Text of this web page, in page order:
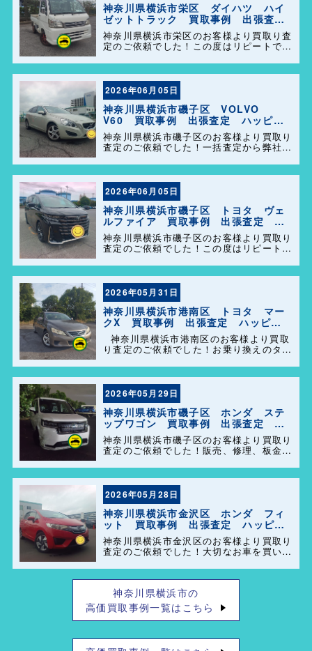
神奈川県横浜市栄区 ダイハツ ハイ
ゼットトラック 買取事例 出張査
定 ハッピーカーズ港南店！
神奈川県横浜市栄区のお客様より買取り査
定のご依頼でした！この度はリピートでの
のお車を迅速かつ丁寧に対応させていただ
きました。 今後ともよろしくお願いしま
す＼(^o^)／
2026年06月05日
神奈川県横浜市磯子区 VOLVO
V60 買取事例 出張査定 ハッピー
カーズ港南店！
神奈川県横浜市磯子区のお客様より買取り
査定のご依頼でした！一括査定から弊社を
(^o^)／ また、事務所に遊びに来てくださ
い。
2026年06月05日
神奈川県横浜市磯子区 トヨタ ヴェ
ルファイア 買取事例 出張査定 ハ
ッピーカーズ港南店！
神奈川県横浜市磯子区のお客様より買取り
査定のご依頼でした！この度はリピートで
様のお車を迅速かつ丁寧に対応させていた
だきました。 今後ともよろしくお願いし
ます＼(^o^)／
2026年05月31日
神奈川県横浜市港南区 トヨタ マー
クX 買取事例 出張査定 ハッピー
カーズ港南店！
神奈川県横浜市港南区のお客様より買取
り査定のご依頼でした！お乗り換えのタイ
い取らせて頂きありがとうございます。今
後とも弊社の事をよろしくお願いします＼
(^o^)／
2026年05月29日
神奈川県横浜市磯子区 ホンダ ステ
ップワゴン 買取事例 出張査定 ハ
ッピーカーズ港南店！
神奈川県横浜市磯子区のお客様より買取り
査定のご依頼でした！販売、修理、板金、
で困った事があれば、気軽にご相談して下
さい(^o^)／
2026年05月28日
神奈川県横浜市金沢区 ホンダ フィ
ット 買取事例 出張査定 ハッピー
カーズ港南店！
神奈川県横浜市金沢区のお客様より買取り
査定のご依頼でした！大切なお車を買い取
も弊社の事をよろしくお願いします＼
(^o^)／
神奈川県横浜市の
高価買取事例一覧はこちら